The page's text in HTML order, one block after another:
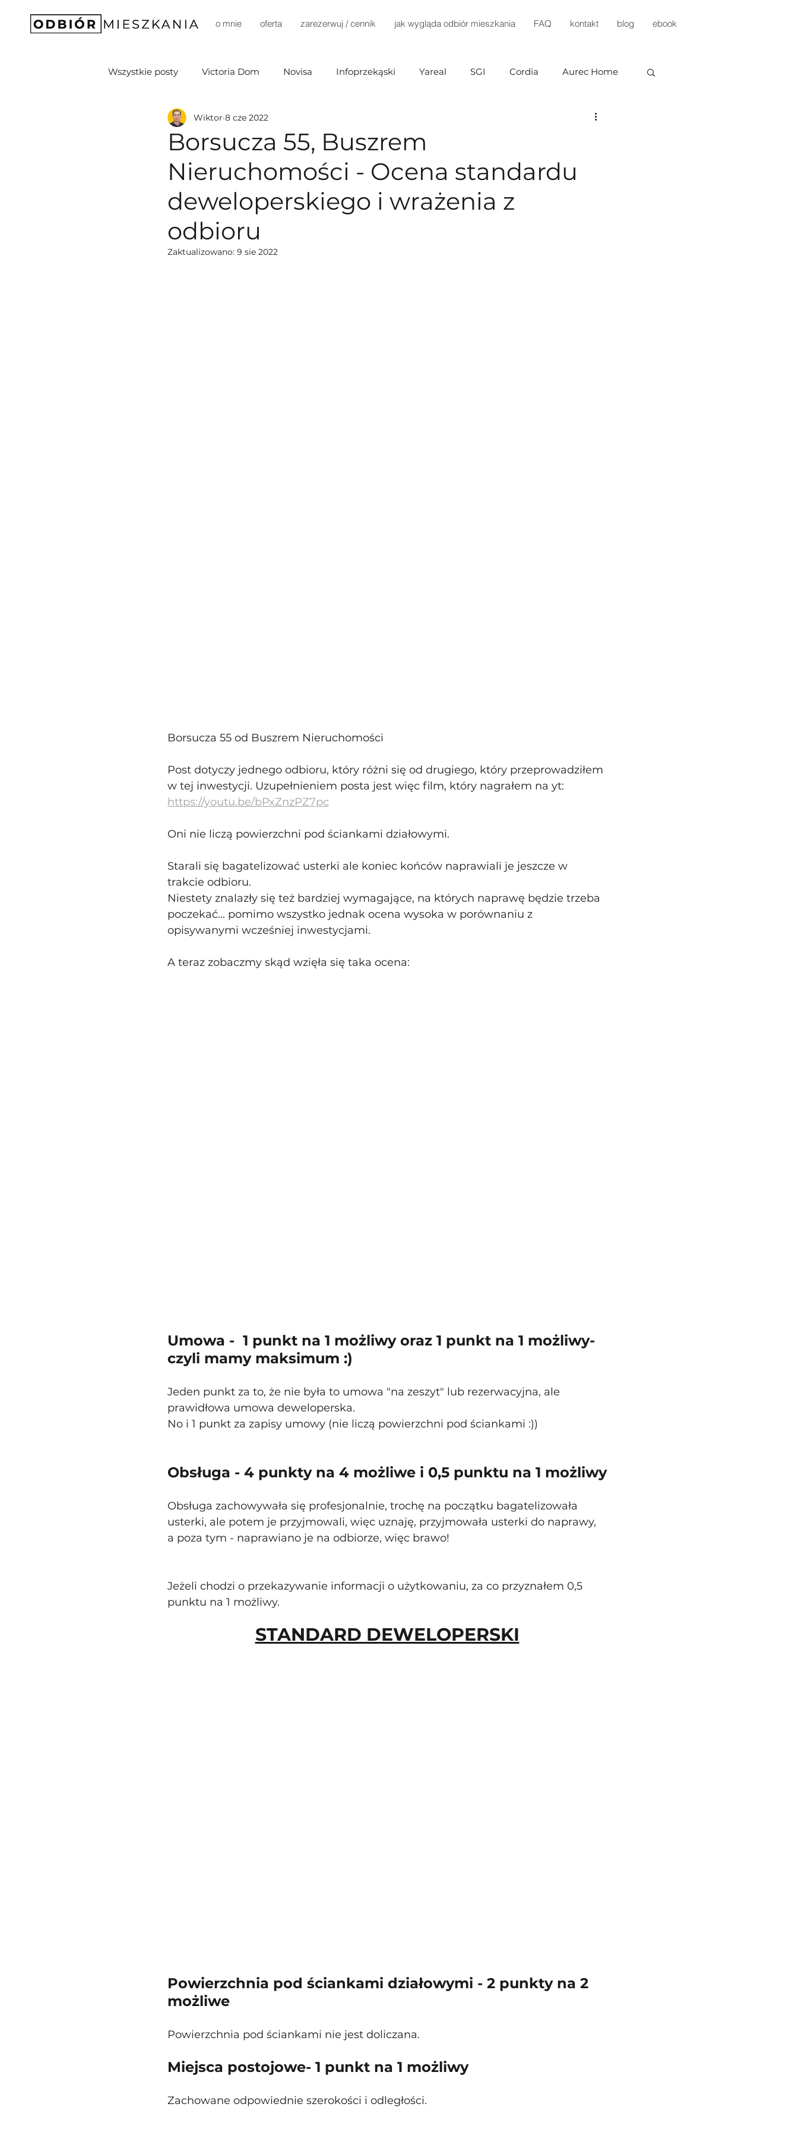
o mnie oferta zarezerwuj / cennik jak wygląda odbiór mieszkania FAQ kontakt blog ebook
Wszystkie posty Victoria Dom Novisa Infoprzekąski Yareal SGI Cordia Aurec Home
Soffia Development D3M Investments
DomD Dom Development Home Invest Terra Casa Dantex Dynamic Development
Sprawia (Budimex) Marvipol TELKA Develia Immobart
Borsucza 55, Buszrem
Nieruchomości - Ocena standardu
deweloperskiego i wrażenia z
odbioru
Wiktor 8 cze 2022
Zaktualizowano: 9 sie 2022
Borsucza 55 od Buszrem Nieruchomości
Post dotyczy jednego odbioru, który różni się od drugiego, który przeprowadziłem
w tej inwestycji. Uzupełnieniem posta jest więc film, który nagrałem na yt:
https://youtu.be/bPxZnzPZ7pc
Oni nie liczą powierzchni pod ściankami działowymi.
Starali się bagatelizować usterki ale koniec końców naprawiali je jeszcze w
trakcie odbioru.
Niestety znalazły się też bardziej wymagające, na których naprawę będzie trzeba
poczekać... pomimo wszystko jednak ocena wysoka w porównaniu z
opisywanymi wcześniej inwestycjami.
A teraz zobaczmy skąd wzięła się taka ocena:
Umowa -  1 punkt na 1 możliwy oraz 1 punkt na 1 możliwy-
czyli mamy maksimum :)
Jeden punkt za to, że nie była to umowa "na zeszyt" lub rezerwacyjna, ale
prawidłowa umowa deweloperska.
No i 1 punkt za zapisy umowy (nie liczą powierzchni pod ściankami :))
Obsługa - 4 punkty na 4 możliwe i 0,5 punktu na 1 możliwy
Obsługa zachowywała się profesjonalnie, trochę na początku bagatelizowała
usterki, ale potem je przyjmowali, więc uznaję, przyjmowała usterki do naprawy,
a poza tym - naprawiano je na odbiorze, więc brawo!
Jeżeli chodzi o przekazywanie informacji o użytkowaniu, za co przyznałem 0,5
punktu na 1 możliwy.
STANDARD DEWELOPERSKI
Powierzchnia pod ściankami działowymi - 2 punkty na 2
możliwe
Powierzchnia pod ściankami nie jest doliczana.
Miejsca postojowe- 1 punkt na 1 możliwy
Zachowane odpowiednie szerokości i odległości.